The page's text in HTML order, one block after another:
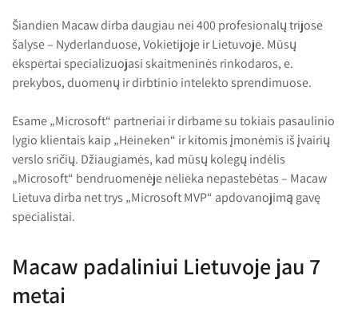
Šiandien Macaw dirba daugiau nei 400 profesionalų trijose
šalyse – Nyderlanduose, Vokietijoje ir Lietuvoje. Mūsų
ekspertai specializuojasi skaitmeninės rinkodaros, e.
prekybos, duomenų ir dirbtinio intelekto sprendimuose.
Esame „Microsoft“ partneriai ir dirbame su tokiais pasaulinio
lygio klientais kaip „Heineken“ ir kitomis įmonėmis iš įvairių
verslo sričių. Džiaugiamės, kad mūsų kolegų indėlis
„Microsoft“ bendruomenėje nelieka nepastebėtas – Macaw
Lietuva dirba net trys „Microsoft MVP“ apdovanojimą gavę
specialistai.
Macaw padaliniui Lietuvoje jau 7
metai